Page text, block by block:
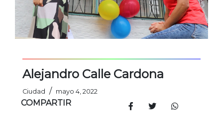
Alejandro Calle Cardona
Ciudad / mayo 4, 2022
COMPARTIR